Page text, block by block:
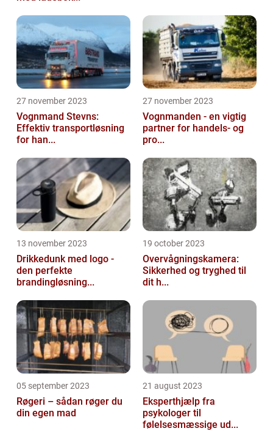
27 november 2023
Vognmand Stevns:
Effektiv transportløsning
for han...
27 november 2023
Vognmanden - en vigtig
partner for handels- og
pro...
13 november 2023
Drikkedunk med logo -
den perfekte
brandingløsning...
19 october 2023
Overvågningskamera:
Sikkerhed og tryghed til
dit h...
05 september 2023
Røgeri – sådan røger du
din egen mad
21 august 2023
Eksperthjælp fra
psykologer til
følelsesmæssige ud...